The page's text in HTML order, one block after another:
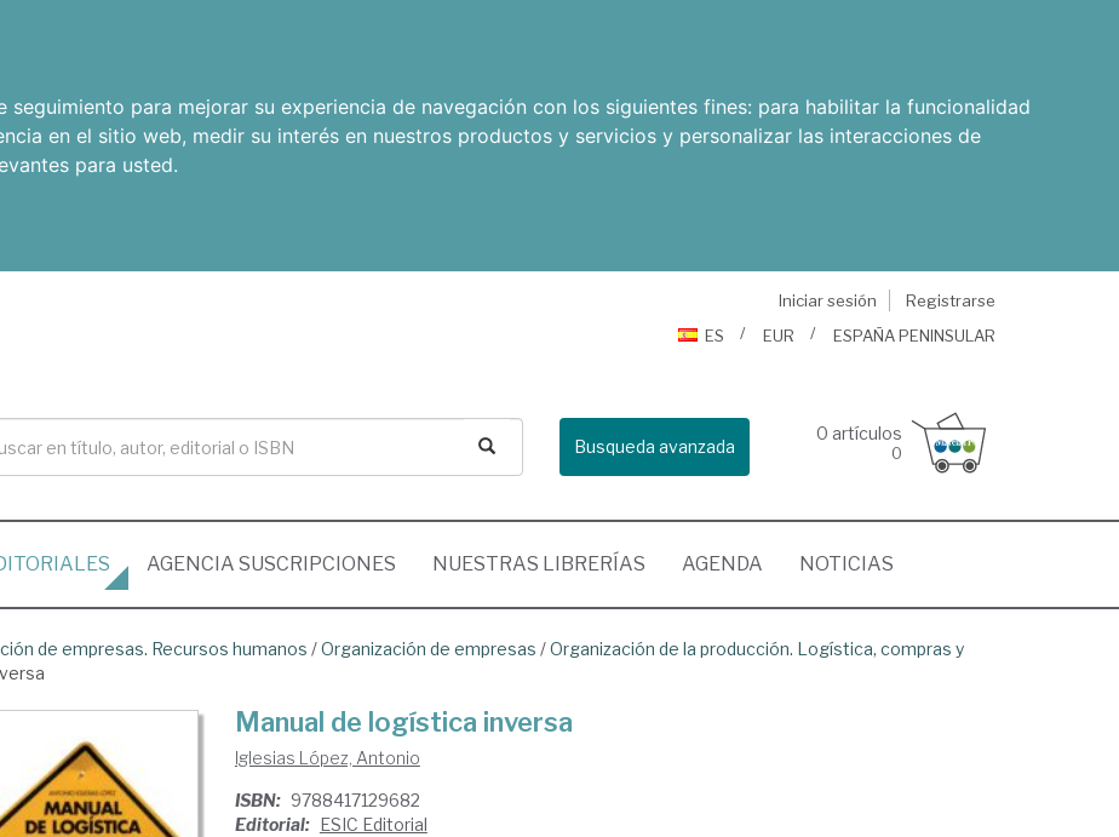
para mejorar su experiencia de navegación con los siguientes fines: para habilitar la funcionalidad
en el sitio web, medir su interés en nuestros productos y servicios y personalizar las interacciones de
para usted.
Iniciar sesión
Registrarse
ES
EUR ESPAÑA PENINSULAR
Busqueda avanzada
0 artículos
0
AGENCIA SUSCRIPCIONES NUESTRAS LIBRERÍAS AGENDA NOTICIAS
de empresas. Recursos humanos /Organización de empresas /Organización de la producción. Logística, compras y
Manual de logística inversa
Iglesias López, Antonio
ISBN: 9788417129682
Editorial: ESIC Editorial